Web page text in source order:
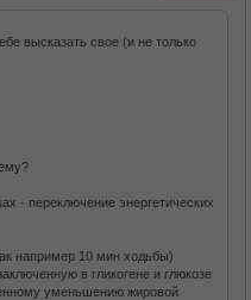
высказать свое (и не только
- переключение энергетических
например 10 мин ходьбы)
в гликогене и глюкозе
уменьшению жировой